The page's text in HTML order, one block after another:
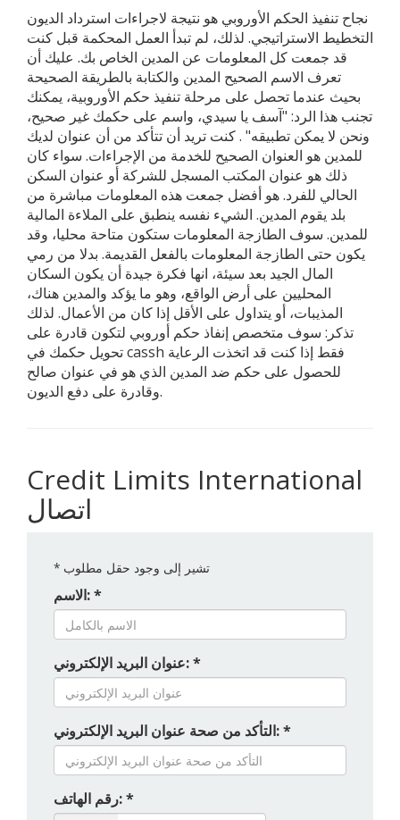
نجاح تنفيذ الحكم الأوروبي هو نتيجة لاجراءات استرداد الديون
التخطيط الاستراتيجي. لذلك، لم تبدأ العمل المحكمة قبل كنت
قد جمعت كل المعلومات عن المدين الخاص بك. عليك أن
تعرف الاسم الصحيح المدين والكتابة بالطريقة الصحيحة
بحيث عندما تحصل على مرحلة تنفيذ حكم الأوروبية، يمكنك
تجنب هذا الرد: "آسف يا سيدي، واسم على حكمك غير صحيح،
ونحن لا يمكن تطبيقه" . كنت تريد أن تتأكد من أن عنوان لديك
للمدين هو العنوان الصحيح للخدمة من الإجراءات. سواء كان
ذلك هو عنوان المكتب المسجل للشركة أو عنوان السكن
الحالي للفرد. هو أفضل جمعت هذه المعلومات مباشرة من
بلد يقوم المدين. الشيء نفسه ينطبق على الملاءة المالية
للمدين. سوف الطازجة المعلومات ستكون متاحة محليا، وقد
يكون حتى الطازجة المعلومات بالفعل القديمة. بدلا من رمي
المال الجيد بعد سيئة، انها فكرة جيدة أن يكون السكان
المحليين على أرض الواقع، وهو ما يؤكد والمدين هناك،
المذيبات، أو يتداول على الأقل إذا كان من الأعمال. لذلك
تذكر: سوف متخصص إنفاذ حكم أوروبي لتكون قادرة على
تحويل حكمك في cassh فقط إذا كنت قد اتخذت الرعاية
للحصول على حكم ضد المدين الذي هو في عنوان صالح
وقادرة على دفع الديون.
Credit Limits International
اتصال
* تشير إلى وجود حقل مطلوب
الاسم: *
عنوان البريد الإلكتروني: *
التأكد من صحة عنوان البريد الإلكتروني: *
رقم الهاتف: *